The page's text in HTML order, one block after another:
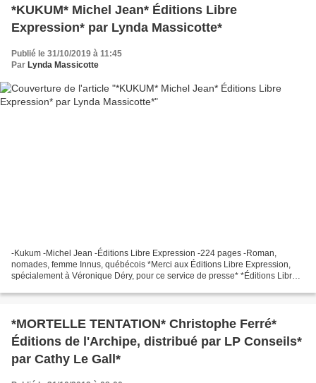
*KUKUM* Michel Jean* Éditions Libre
Expression* par Lynda Massicotte*
Publié le 31/10/2019 à 11:45
Par Lynda Massicotte
-Kukum -Michel Jean -Éditions Libre Expression -224 pages -Roman,
nomades, femme Innus, québécois *Merci aux Éditions Libre Expression,
spécialement à Véronique Déry, pour ce service de presse* *Éditions Libre
*MORTELLE TENTATION* Christophe Ferré*
Éditions de l'Archipe, distribué par LP Conseils*
par Cathy Le Gall*